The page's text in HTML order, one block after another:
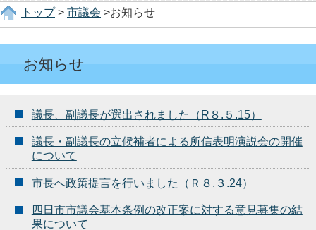
トップ> 市議会 >お知らせ
お知らせ
議長、副議長が選出されました（R８.５.15）
議長・副議長の立候補者による所信表明演説会の開催
について
市長へ政策提言を行いました（Ｒ８.３.24）
四日市市議会基本条例の改正案に対する意見募集の結
果について